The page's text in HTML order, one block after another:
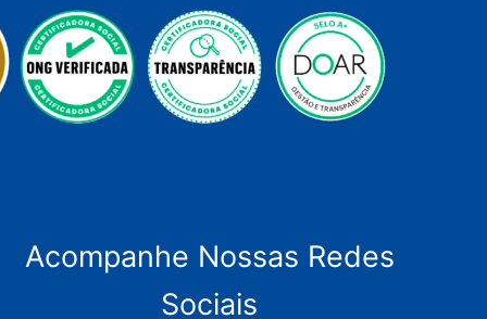
Acompanhe Nossas Redes
Sociais